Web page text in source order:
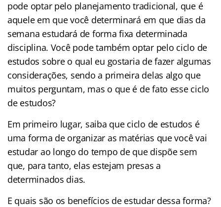
pode optar pelo planejamento tradicional, que é
aquele em que você determinará em que dias da
semana estudará de forma fixa determinada
disciplina. Você pode também optar pelo ciclo de
estudos sobre o qual eu gostaria de fazer algumas
considerações, sendo a primeira delas algo que
muitos perguntam, mas o que é de fato esse ciclo
de estudos?
Em primeiro lugar, saiba que ciclo de estudos é
uma forma de organizar as matérias que você vai
estudar ao longo do tempo de que dispõe sem
que, para tanto, elas estejam presas a
determinados dias.
E quais são os benefícios de estudar dessa forma?